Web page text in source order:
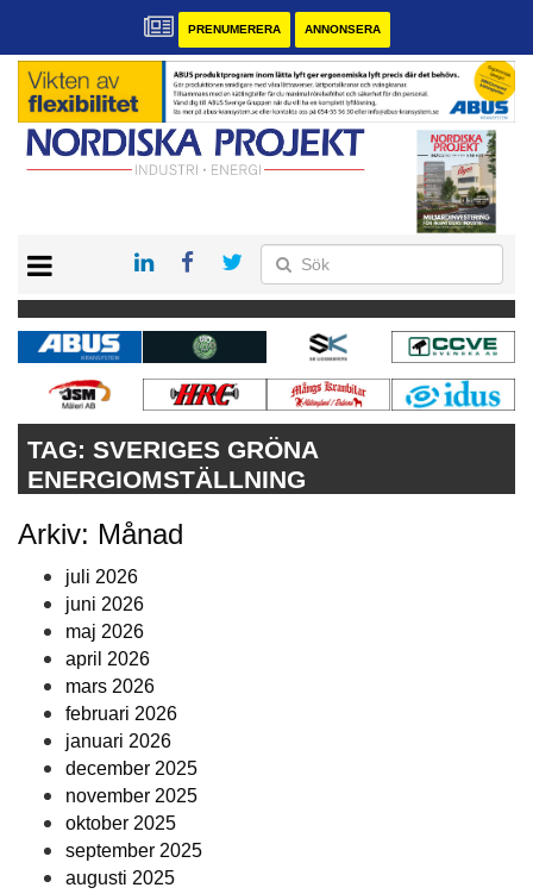
PRENUMERERA ANNONSERA
KONTAKT
VÅRA ANDRA MAGASIN
PRENUMERERA
ANNONSERA
TAG: SVERIGES GRÖNA
ENERGIOMSTÄLLNING
Arkiv: Månad
juli 2026
juni 2026
maj 2026
april 2026
mars 2026
februari 2026
januari 2026
december 2025
november 2025
oktober 2025
september 2025
augusti 2025